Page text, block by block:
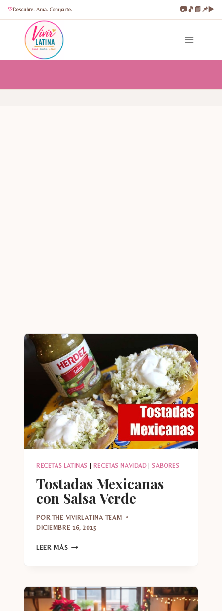
Descubre. Ama. Comparte. 📷🎵📘📌▶️
contenido
RECETAS LATINAS RECETAS NAVIDAD| SABORES
Tostadas Mexicanas
con Salsa Verde
POR THE VIVIRLATINA TEAM
DICIEMBRE 16, 2015
LEER MÁS TOSTADAS
VERDE